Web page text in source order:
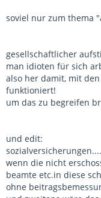
soviel nur zum thema
gesellschaftlicher
man idioten für sich
also her damit, mit
funktioniert!
um das zu begreifen
und edit:
sozialversicherungen....
wenn die nicht
beamte etc.in diese
ohne